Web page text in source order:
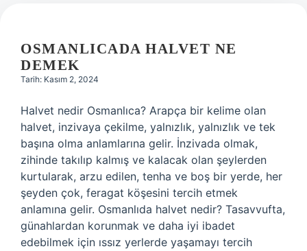
OSMANLICADA HALVET NE
DEMEK
Tarih: Kasım 2, 2024
Halvet nedir Osmanlıca? Arapça bir kelime olan
halvet, inzivaya çekilme, yalnızlık, yalnızlık ve tek
başına olma anlamlarına gelir. İnzivada olmak,
zihinde takılıp kalmış ve kalacak olan şeylerden
kurtularak, arzu edilen, tenha ve boş bir yerde, her
şeyden çok, feragat köşesini tercih etmek
anlamına gelir. Osmanlıda halvet nedir? Tasavvufta,
günahlardan korunmak ve daha iyi ibadet
edebilmek için ıssız yerlerde yaşamayı tercih